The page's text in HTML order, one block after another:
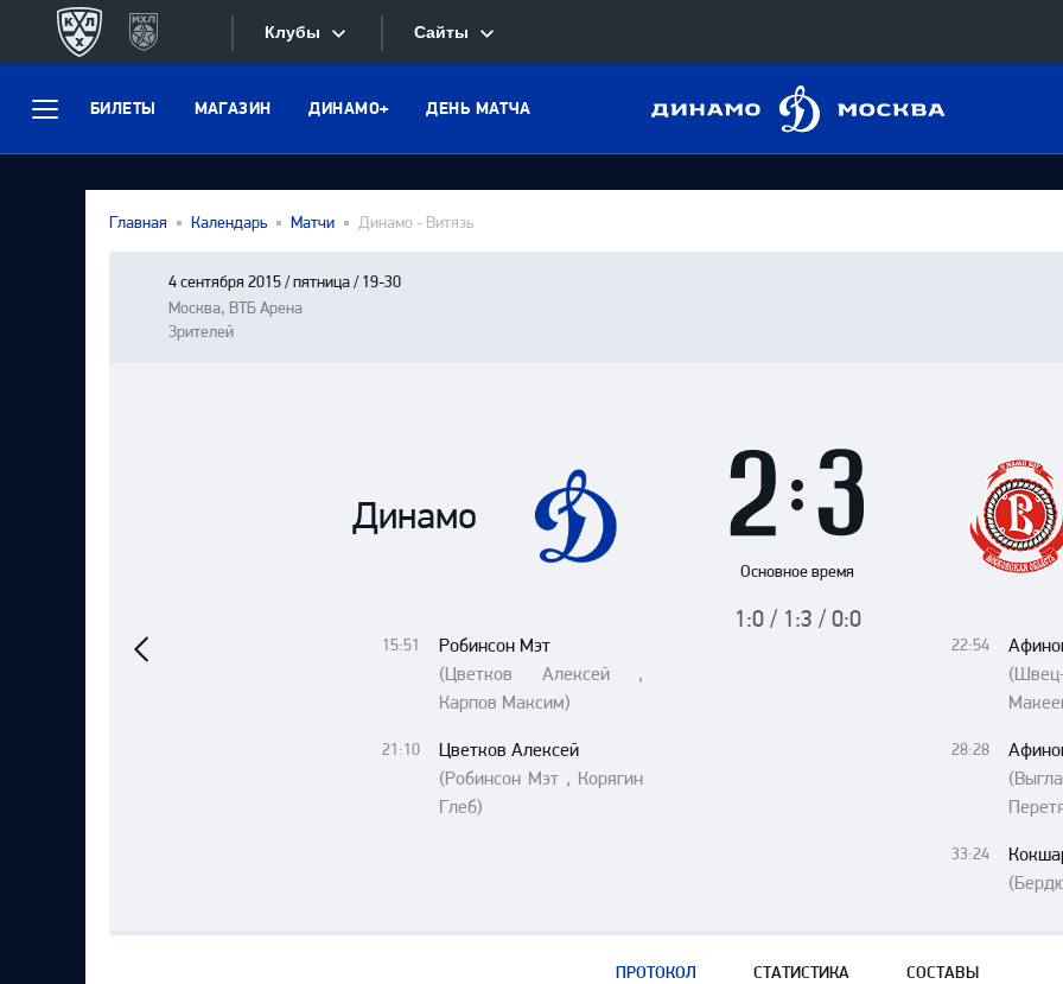
Клубы
Конференция «Запад»
Спартак
Динамо М
Шанхайские Драконы
Конференция «Восток»
Адмирал
Амур
Сайты
Приложение КХЛ
БИЛЕТЫ МАГАЗИН ДИНАМО+ ДЕНЬ МАТЧА
Динамо
Главная Календарь Матчи Динамо - Витязь
4 сентября 2015 / пятница / 19-30
Москва, ВТБ Арена
Зрителей
матча
Основное время
1:0 / 1:3 / 0:0
Динамо
15:51
Робинсон Мэт
(Цветков Алексей ,
Карпов Максим)
21:10
Цветков Алексей
(Робинсон Мэт , Корягин
Глеб)
22:54
28:28
33:24
матч
ПРОТОКОЛ СТАТИСТИКА СОСТАВЫ